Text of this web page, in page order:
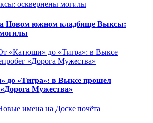
Новом южном кладбище Выксы:
до «Тигра»: в Выксе прошел
«Дорога Мужества»